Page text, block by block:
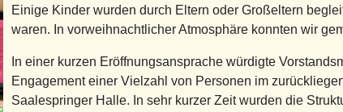
Einige Kinder wurden durch Eltern oder Großeltern
waren. In vorweihnachtlicher Atmosphäre konnten wir
In einer kurzen Eröffnungsansprache würdigte
Engagement einer Vielzahl von Personen im
Saalespringer Halle. In sehr kurzer Zeit wurden die